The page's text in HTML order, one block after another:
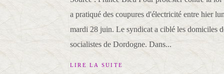
a pratiqué des coupures d'électricité entre hier
mardi 28 juin. Le syndicat a ciblé les domiciles
socialistes de Dordogne. Dans...
LIRE LA SUITE